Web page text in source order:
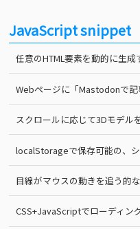
JavaScript snippet
任意のHTML要素を動的に生成
Webページに「Mastodonで
スクロールに応じて3Dモデル
localStorageで保存可能の、
目線がマウスの動きを追う的
CSS+JavaScriptでローディン